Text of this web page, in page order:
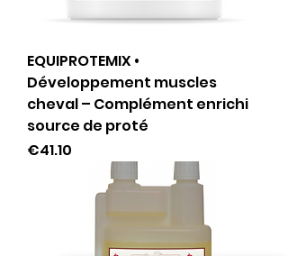
EQUIPROTEMIX •
Développement muscles
cheval – Complément enrichi
source de proté
Price
€41.10